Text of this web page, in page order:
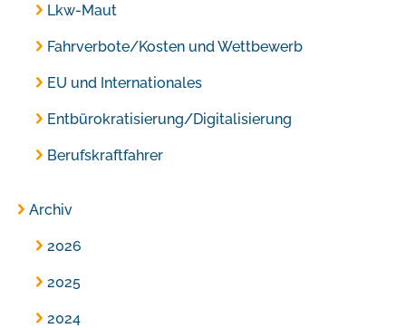
Lkw-Maut
Fahrverbote/Kosten und Wettbewerb
EU und Internationales
Entbürokratisierung/Digitalisierung
Berufskraftfahrer
Archiv
2026
2025
2024